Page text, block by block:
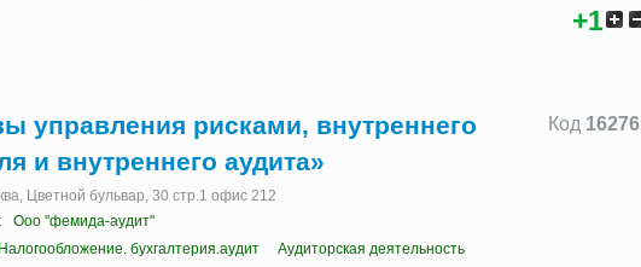
+1
Код 16276
управления рисками, внутреннего
и внутреннего аудита»
Цветной бульвар, 30 стр.1 офис 212
Ооо "фемида-аудит"
Налогообложение. бухгалтерия.аудит Аудиторская деятельность